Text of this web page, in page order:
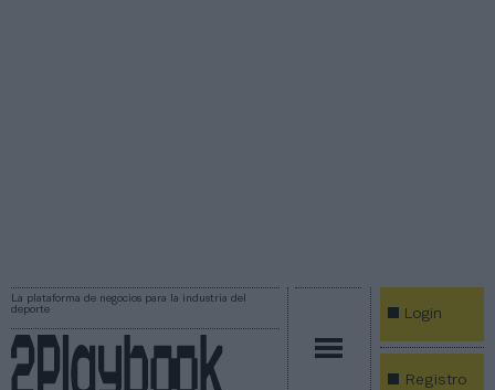
La plataforma de negocios para la industria del
deporte
Login
Registro